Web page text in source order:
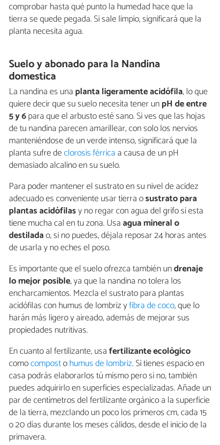
comprobar hasta qué punto la humedad hace que la
tierra se quede pegada. Si sale limpio, significará que la
planta necesita agua.
Suelo y abonado para la Nandina
domestica
La nandina es una planta ligeramente acidófila, lo que
quiere decir que su suelo necesita tener unpH de entre
5 y 6para que el arbusto esté sano. Si ves que las hojas
de tu nandina parecen amarillear, con solo los nervios
manteniéndose de un verde intenso, significará que la
planta sufre declorosis férrica a causa de un pH
demasiado alcalino en su suelo.
Para poder mantener el sustrato en su nivel de acidez
adecuado es conveniente usar tierra osustrato para
plantas acidófilasy no regar con agua del grifo si esta
tiene mucha cal en tu zona. Usaagua mineral o
destiladao, si no puedes, déjala reposar 24 horas antes
de usarla y no eches el poso.
Es importante que el suelo ofrezca también undrenaje
lo mejor posible, ya que la nandina no tolera los
encharcamientos. Mezcla el sustrato para plantas
acidófilas con humus de lombriz yfibra de coco, que lo
harán más ligero y aireado, además de mejorar sus
propiedades nutritivas.
En cuanto al fertilizante, usafertilizante ecológico
comocompostohumus de lombriz. Si tienes espacio en
casa podrás elaborarlos tú mismo pero si no, también
puedes adquirirlo en superficies especializadas. Añade un
par de centímetros del fertilizante orgánico a la superficie
de la tierra, mezclando un poco los primeros cm, cada 15
o 20 días durante los meses cálidos, desde el inicio de la
primavera.